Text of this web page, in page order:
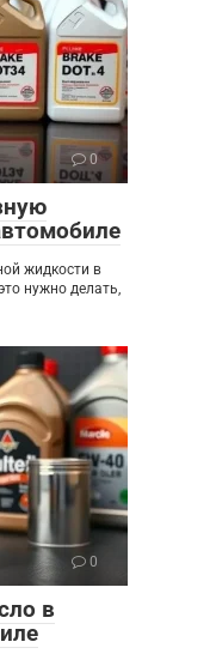
0
жидкости в
нужно делать,
0
в